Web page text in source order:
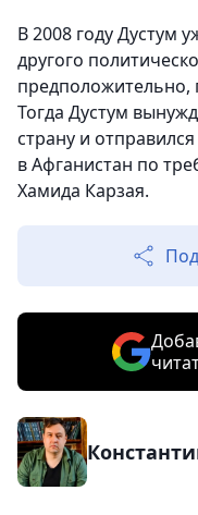
В 2008 году Дустум
другого
предположительно,
Тогда Дустум
страну и
в Афганистан по
Хамида Карзая.